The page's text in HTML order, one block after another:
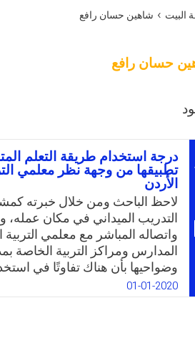
البيت › شاهين حسان رافع
حسان رافع
درجة استخدام طريقة التعلم
تطبيقها من وجهة نظر معلمي
الأردن
لاحظ الباحث ومن خلال خبرته
التدريب الميداني في مكان عمله،
واتصاله المباشر مع معلمي
المدارس ومراكز التربية الخاصة
وضواحيها بأن هناك تفاوتًا في
المتمازج بشكلها الواسع في عملية
غالبية معلمي التربية الخاصة؛
01-01-2020